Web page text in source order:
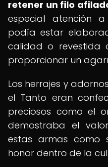
retener un filo
especial atención
podía estar
calidad o revestida
proporcionar un
Los herrajes y
el Tanto eran
preciosos como el
demostraba el
estas armas como
honor dentro de la